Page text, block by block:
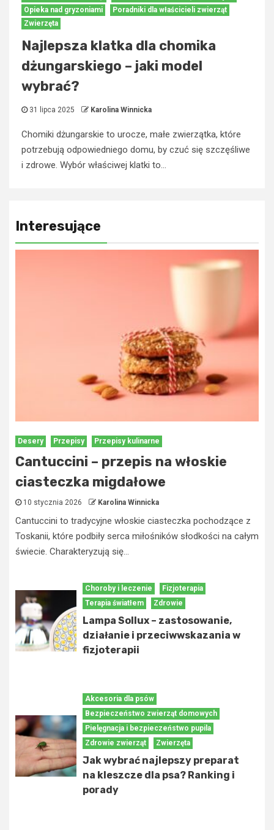
Opieka nad gryzoniami
Poradniki dla właścicieli zwierząt
Zwierzęta
Najlepsza klatka dla chomika
dżungarskiego – jaki model
wybrać?
31 lipca 2025 Karolina Winnicka
Chomiki dżungarskie to urocze, małe zwierzątka, które
potrzebują odpowiedniego domu, by czuć się szczęśliwe
i zdrowe. Wybór właściwej klatki to...
Interesujące
Desery Przepisy Przepisy kulinarne
Cantuccini – przepis na włoskie
ciasteczka migdałowe
10 stycznia 2026 Karolina Winnicka
Cantuccini to tradycyjne włoskie ciasteczka pochodzące z
Toskanii, które podbiły serca miłośników słodkości na całym
świecie. Charakteryzują się...
Choroby i leczenie
Fizjoterapia
Terapia światłem
Zdrowie
Lampa Sollux – zastosowanie,
działanie i przeciwwskazania w
fizjoterapii
Akcesoria dla psów
Bezpieczeństwo zwierząt domowych
Pielęgnacja i bezpieczeństwo pupila
Zdrowie zwierząt
Zwierzęta
Jak wybrać najlepszy preparat
na kleszcze dla psa? Ranking i
porady